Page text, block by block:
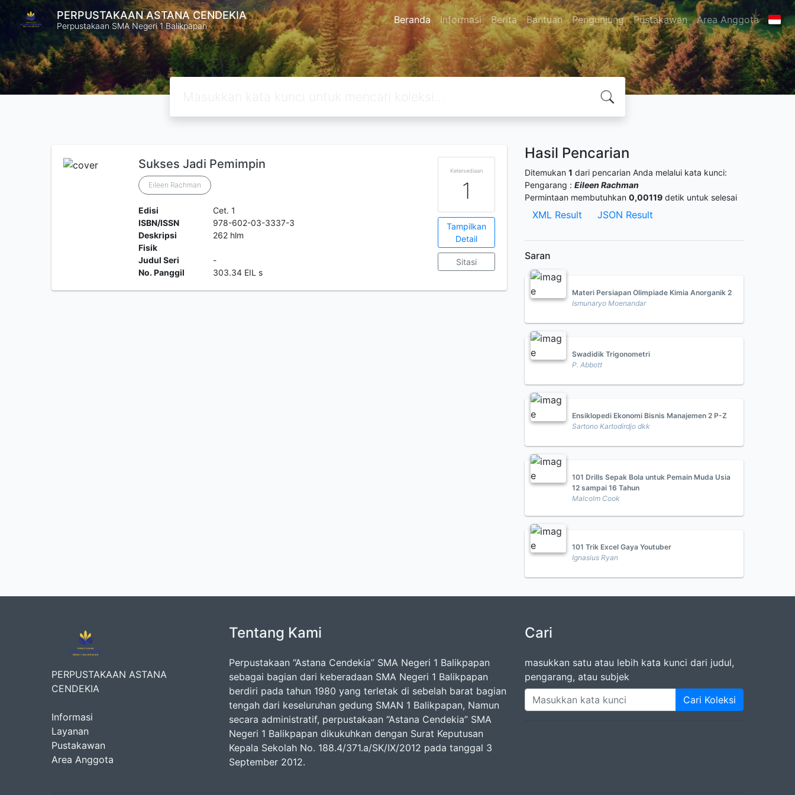
PERPUSTAKAAN ASTANA CENDEKIA
Perpustakaan SMA Negeri 1 Balikpapan Beranda Informasi Berita Bantuan Pengunjung Pustakawan Area Anggota
Sukses Jadi Pemimpin
Eileen Rachman
Edisi
Cet. 1
ISBN/ISSN
978-602-03-3337-3
Deskripsi
Fisik
262 hlm
Judul Seri
-
No. Panggil
303.34 EIL s
Ketersediaan
1
Tampilkan
Detail
Sitasi
Hasil Pencarian
Ditemukan 1 dari pencarian Anda melalui kata kunci:
Pengarang : Eileen Rachman
Permintaan membutuhkan 0,00119 detik untuk selesai
XML Result JSON Result
Saran
Materi Persiapan Olimpiade Kimia Anorganik 2
Ismunaryo Moenandar
Swadidik Trigonometri
P. Abbott
Ensiklopedi Ekonomi Bisnis Manajemen 2 P-Z
Sartono Kartodirdjo dkk
101 Drills Sepak Bola untuk Pemain Muda Usia
12 sampai 16 Tahun
Malcolm Cook
101 Trik Excel Gaya Youtuber
Ignasius Ryan
PERPUSTAKAAN ASTANA
CENDEKIA
Informasi
Layanan
Pustakawan
Area Anggota
Tentang Kami
Perpustakaan “Astana Cendekia” SMA Negeri 1 Balikpapan
sebagai bagian dari keberadaan SMA Negeri 1 Balikpapan
berdiri pada tahun 1980 yang terletak di sebelah barat bagian
tengah dari keseluruhan gedung SMAN 1 Balikpapan, Namun
secara administratif, perpustakaan “Astana Cendekia” SMA
Negeri 1 Balikpapan dikukuhkan dengan Surat Keputusan
Kepala Sekolah No. 188.4/371.a/SK/IX/2012 pada tanggal 3
September 2012.
Cari
masukkan satu atau lebih kata kunci dari judul,
pengarang, atau subjek
Cari Koleksi